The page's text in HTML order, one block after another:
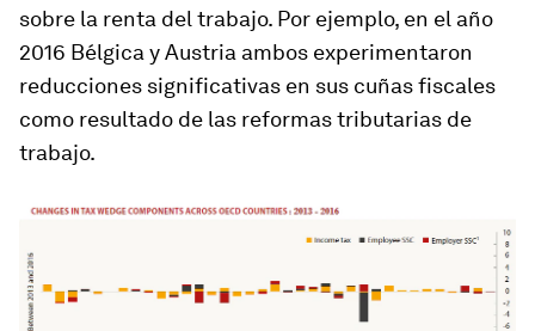
sobre la renta del trabajo. Por ejemplo, en el año
2016 Bélgica y Austria ambos experimentaron
reducciones significativas en sus cuñas fiscales
como resultado de las reformas tributarias de
trabajo.